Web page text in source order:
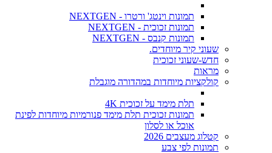
תמונות וינטג' ורטרו - NEXTGEN
תמונות זכוכית - NEXTGEN
תמונות קנבס - NEXTGEN
שעוני קיר מיוחדים.
חדש-שעוני זכוכית
מראות
קולקציות מיוחדות במהדורה מוגבלת
תלת מימד על זכוכית 4K
תמונות זכוכית תלת מימד פנורמיות מיוחדות לפינת
אוכל או לסלון
קטלוג מעצבים 2026
תמונות לפי צבע